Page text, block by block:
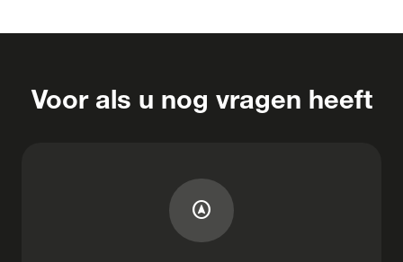
Voor als u nog vragen heeft
assistant_navigation